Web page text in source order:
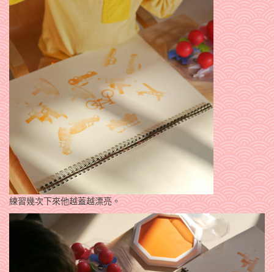
練習幾次下來他越蓋越漂亮。